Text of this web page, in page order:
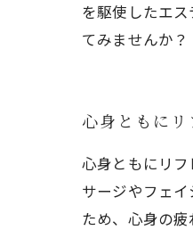
を駆使したエ
てみませんか？
心身ともにリ
心身ともにリ
サージやフェ
ため、心身の